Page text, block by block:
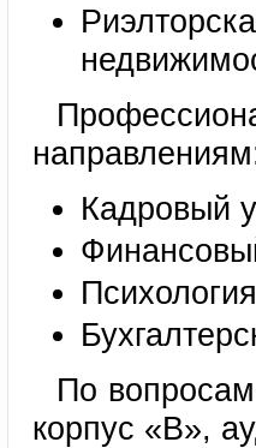
Кадровый
По
корпус «В»,